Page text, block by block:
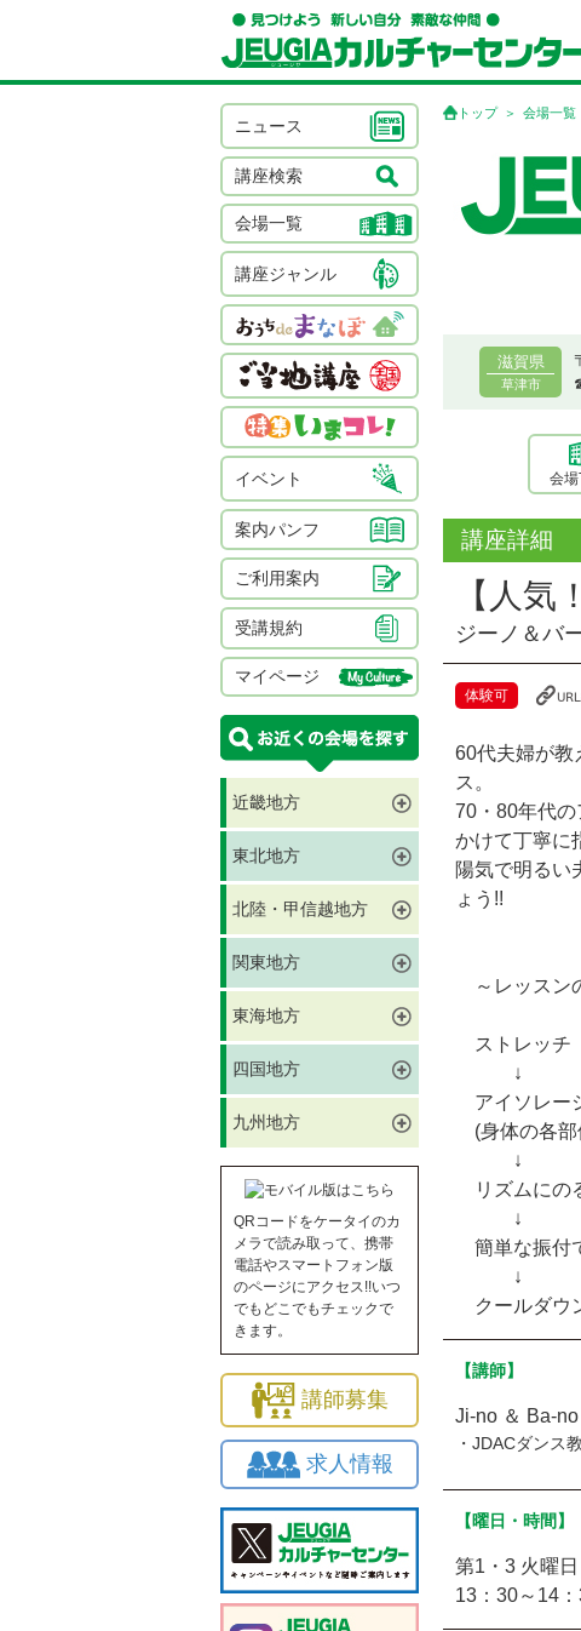
ニュース
講座検索
会場一覧
講座ジャンル
イベント
案内パンフ
ご利用案内
受講規約
マイページ
近畿地方
東北地方
北陸・甲信越地方
関東地方
東海地方
四国地方
九州地方
QRコードをケータイのカ
メラで読み取って、携帯
電話やスマートフォン版
のページにアクセス!!いつ
でもどこでもチェックで
きます。
講師募集
求人情報
トップ 会場一覧
滋賀県
草津市
会
講座詳細
【人
ジーノ＆バ
体験可
60代夫婦が教
ス。
70・80年代
かけて丁寧に
陽気で明るい
ょう!!
～レッスン
ストレッチ
↓
アイソレー
(身体の各部
↓
リズムにの
↓
簡単な振付
↓
クールダウ
【講師】
Ji-no ＆ Ba-no
・JDACダンス
【曜日・時間】
第1・3 火曜日
13：30～14